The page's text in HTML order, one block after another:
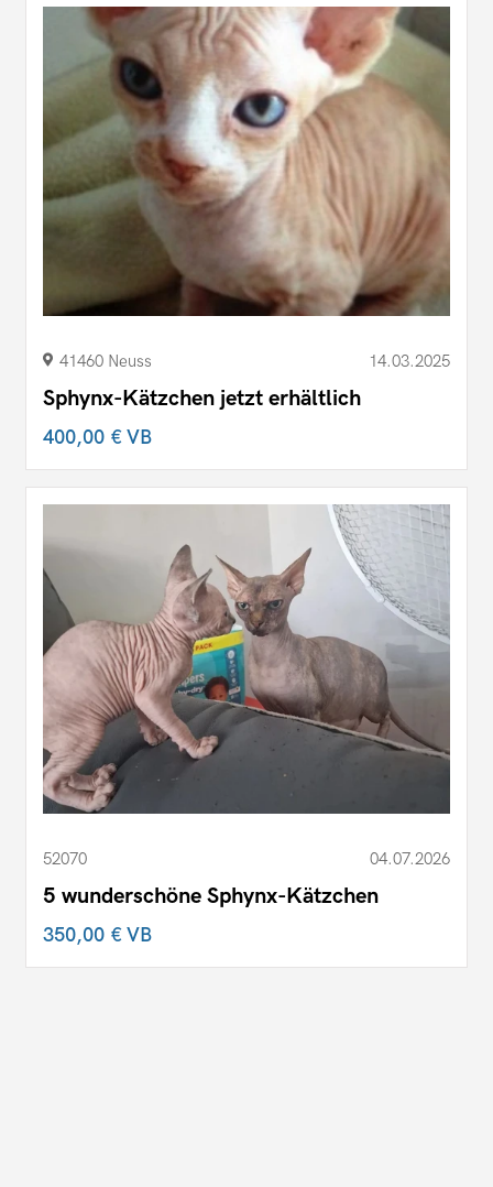
41460 Neuss 14.03.2025
Sphynx-Kätzchen jetzt erhältlich
400,00 €VB
52070 04.07.2026
5 wunderschöne Sphynx-Kätzchen
350,00 €VB